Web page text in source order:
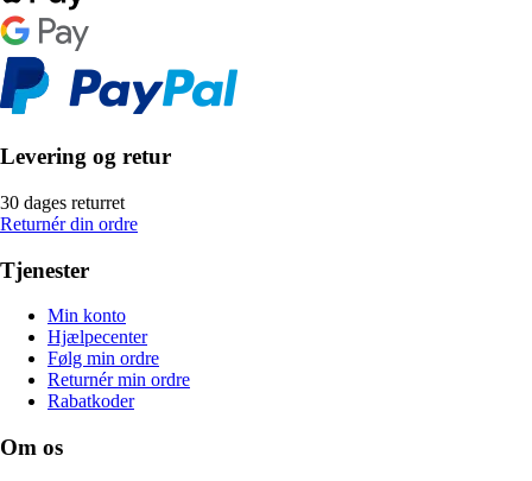
Levering og retur
30 dages returret
Returnér din ordre
Tjenester
Min konto
Hjælpecenter
Følg min ordre
Returnér min ordre
Rabatkoder
Om os